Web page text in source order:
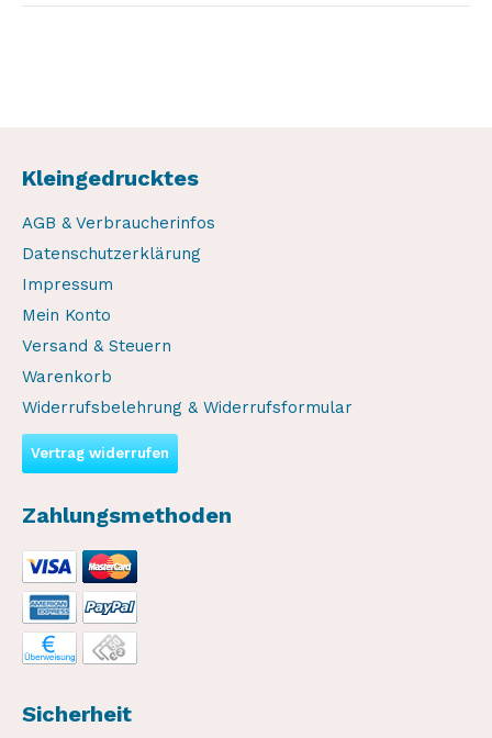
Kleingedrucktes
AGB & Verbraucherinfos
Datenschutzerklärung
Impressum
Mein Konto
Versand & Steuern
Warenkorb
Widerrufsbelehrung & Widerrufsformular
Vertrag widerrufen
Zahlungsmethoden
Sicherheit